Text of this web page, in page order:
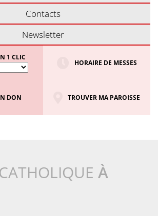
Contacts
Newsletter
1 CLIC
HORAIRE DE MESSES
DON TROUVER MA PAROISSE
CATHOLIQUE À